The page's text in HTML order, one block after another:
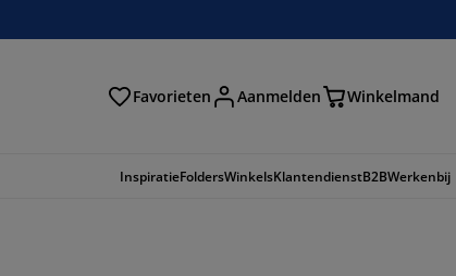
Favorieten Aanmelden Winkelmand
InspiratieFoldersWinkelsKlantendienstB2BWerkenbij